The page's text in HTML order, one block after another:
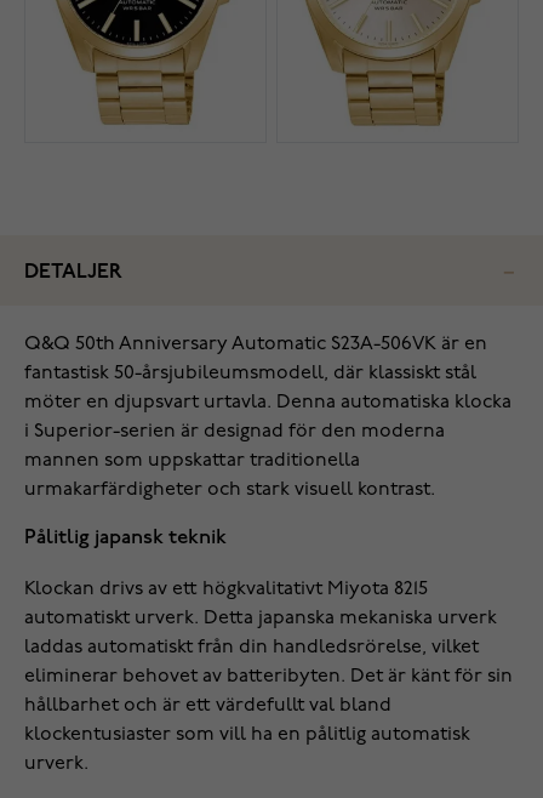
DETALJER
Q&Q 50th Anniversary Automatic S23A-506VK är en
fantastisk 50-årsjubileumsmodell, där klassiskt stål
möter en djupsvart urtavla. Denna automatiska klocka
i Superior-serien är designad för den moderna
mannen som uppskattar traditionella
urmakarfärdigheter och stark visuell kontrast.
Pålitlig japansk teknik
Klockan drivs av ett högkvalitativt Miyota 8215
automatiskt urverk. Detta japanska mekaniska urverk
laddas automatiskt från din handledsrörelse, vilket
eliminerar behovet av batteribyten. Det är känt för sin
hållbarhet och är ett värdefullt val bland
klockentusiaster som vill ha en pålitlig automatisk
urverk.